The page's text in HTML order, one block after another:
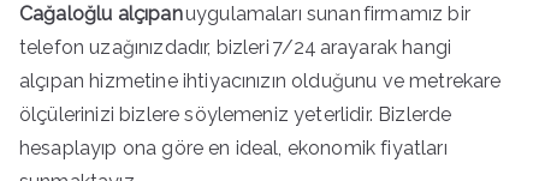
Cağaloğlu alçıpanuygulamaları sunanfirmamız bir
telefon uzağınızdadır, bizleri 7/24 arayarak hangi
alçıpan hizmetine ihtiyacınızın olduğunu ve metrekare
ölçülerinizi bizlere söylemeniz yeterlidir. Bizlerde
hesaplayıp ona göre en ideal, ekonomik fiyatları